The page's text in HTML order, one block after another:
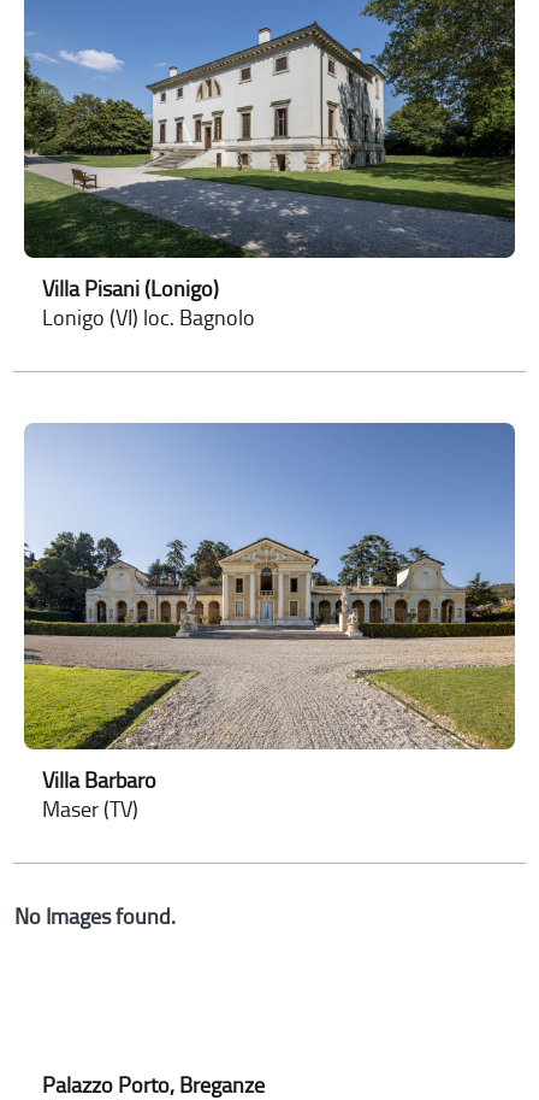
Villa Pisani (Lonigo)
Lonigo (VI) loc. Bagnolo
Villa Barbaro
Maser (TV)
No Images found.
Palazzo Porto, Breganze